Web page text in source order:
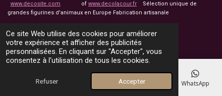
Ce site Web utilise des cookies pour améliorer
votre expérience et afficher des publicités
personnalisées. En cliquant sur "Accepter", vous
consentez à l'utilisation de tous les cookies.
Refuser Accepter
www.decosite.com of www.decolacour.fr Sélection unique de
grandes figurines d'animaux en Europe Fabrication artisanale
touche drapeau pour á français
Téléphone Facebook WhatsApp